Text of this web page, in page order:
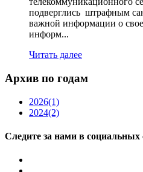
подверглись штрафным
важной информации о
информ...
Читать далее
Архив по годам
2026(1)
2024(2)
Следите за нами в социальных